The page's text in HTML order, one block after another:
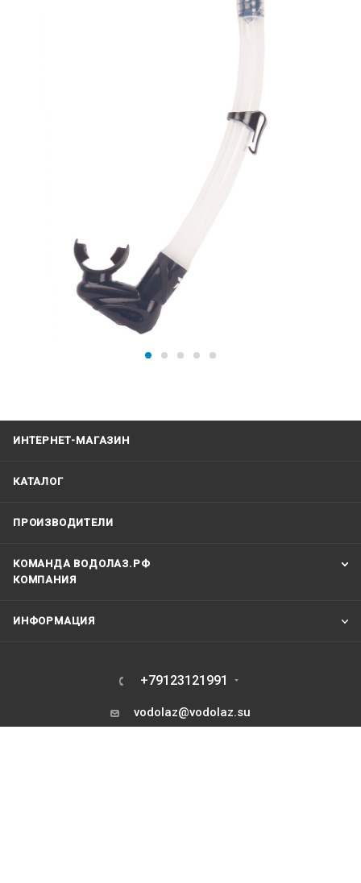
ИНТЕРНЕТ-МАГАЗИН
КАТАЛОГ
ПРОИЗВОДИТЕЛИ
КОМАНДА ВОДОЛАЗ.РФ
КОМПАНИЯ
ИНФОРМАЦИЯ
+79123121991
vodolaz@vodolaz.su